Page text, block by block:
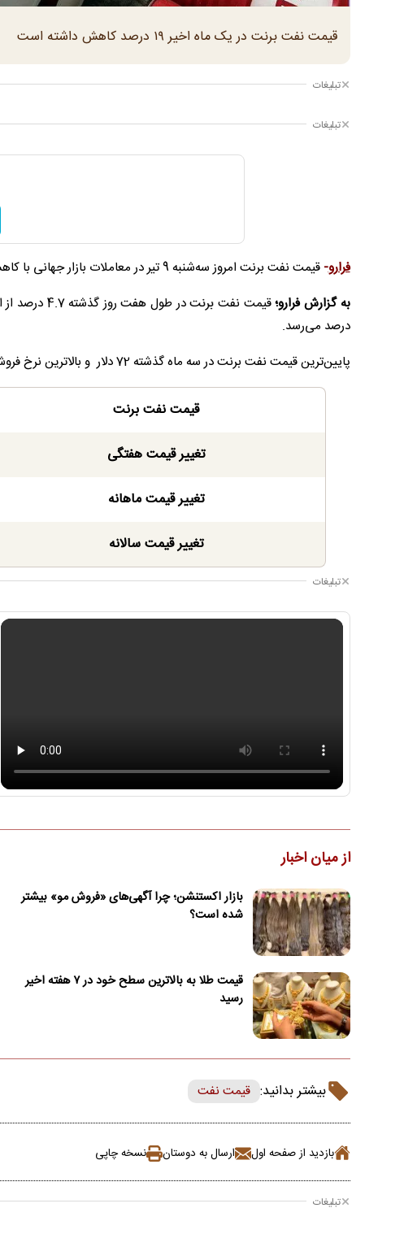
قیمت نفت برنت در یک ماه اخیر ۱۹ درصد کاهش داشته است
تبلیغات
تبلیغات
فرارو- قیمت نفت برنت امروز سه‌شنبه 9 تیر در معاملات بازار جهانی با کاهش 0.8 درصد به 73 دلار و 16 سنت رسید.
به گزارش فرارو؛
درصد می‌رسد.
پایین‌ترین قیمت نفت برنت در سه ماه گذشته 72 دلار و بالاترین نرخ فروش آن نیز 113 دلار بوده است.
قیمت نفت برنت
تغییر قیمت هفتگی
تغییر قیمت ماهانه
تغییر قیمت سالانه
تبلیغات
از میان اخبار
بازار اکستنشن؛ چرا آگهی‌های «فروش مو» بیشتر
شده است؟
قیمت طلا به بالاترین سطح خود در ۷ هفته اخیر
رسید
بیشتر بدانید: قیمت نفت
بازدید از صفحه اول ارسال به دوستان نسخه چاپی
تبلیغات